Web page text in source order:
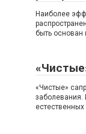
Наиболее
быть основан
«Чистые»
заболевания.